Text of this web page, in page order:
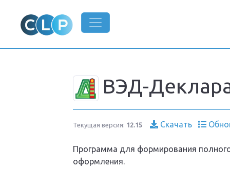
ВЭД-
Текущая версия: 12.15 Скачать
Программа для формирования
оформления.